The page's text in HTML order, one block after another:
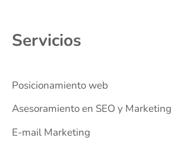
Servicios
Posicionamiento web
Asesoramiento en SEO y
E-mail Marketing